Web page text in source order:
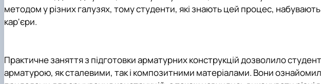
методом у різних галузях, тому студенти, які знають цей процес,
кар'єри.
Практичне заняття з підготовки арматурних конструкцій дозволило
арматурою, як сталевими, так і композитними матеріалами. Вони